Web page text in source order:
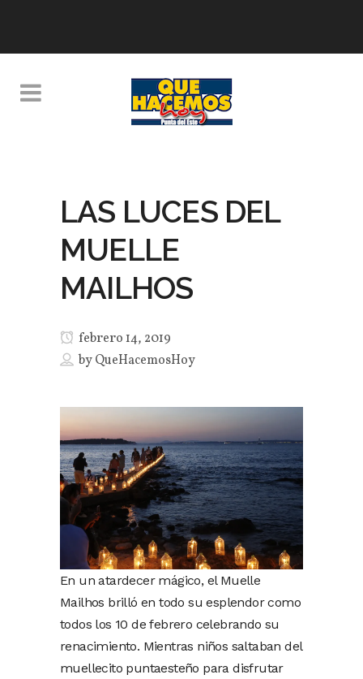
LAS LUCES DEL
MUELLE
MAILHOS
febrero 14, 2019
byQueHacemosHoy
En un atardecer mágico, el Muelle
Mailhos brilló en todo su esplendor como
todos los 10 de febrero celebrando su
renacimiento. Mientras niños saltaban del
muellecito puntaesteño para disfrutar